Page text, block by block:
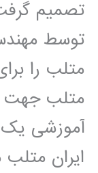
تصمیم
توسط
متلب را
متلب جهت
آموزشی
ایران